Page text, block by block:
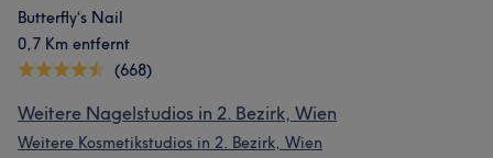
Butterfly‘s Nail
0,7 Km entfernt
(668)
Weitere Nagelstudios in 2. Bezirk, Wien
Weitere Kosmetikstudios in 2. Bezirk, Wien